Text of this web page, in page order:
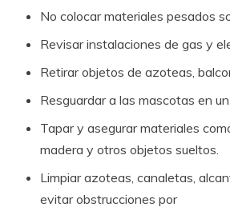
No colocar materiales pesados
Revisar instalaciones de gas y
Retirar objetos de azoteas,
Resguardar a las mascotas en un
Tapar y asegurar materiales
madera y otros objetos sueltos.
Limpiar azoteas, canaletas,
evitar obstrucciones por